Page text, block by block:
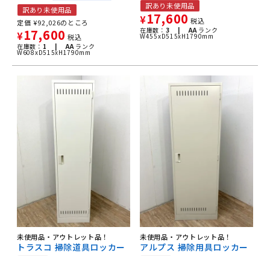
訳あり未使用品
定価 ¥92,026のところ
¥17,600 税込
在庫数： 1 | AAランク
W608xD515xH1790mm
訳あり未使用品
¥17,600 税込
在庫数： 3 | AAランク
W455xD515xH1790mm
未使用品・アウトレット品！
トラスコ 掃除道具ロッカー
未使用品・アウトレット品！
アルプス 掃除用具ロッカー